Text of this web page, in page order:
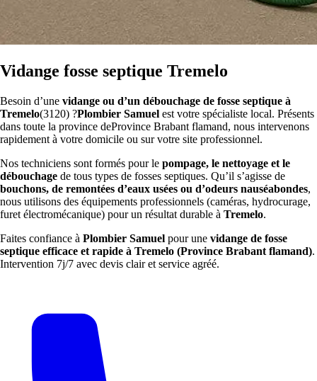
Vidange fosse septique Tremelo
Besoin d’une vidange ou d’un débouchage de fosse septique à
Tremelo(3120) ?Plombier Samuel est votre spécialiste local. Présents
dans toute la province deProvince Brabant flamand, nous intervenons
rapidement à votre domicile ou sur votre site professionnel.
Nos techniciens sont formés pour le pompage, le nettoyage et le
débouchage de tous types de fosses septiques. Qu’il s’agisse de
bouchons, de remontées d’eaux usées ou d’odeurs nauséabondes,
nous utilisons des équipements professionnels (caméras, hydrocurage,
furet électromécanique) pour un résultat durable à Tremelo.
Faites confiance à Plombier Samuel pour une vidange de fosse
septique efficace et rapide à Tremelo (Province Brabant flamand).
Intervention 7j/7 avec devis clair et service agréé.